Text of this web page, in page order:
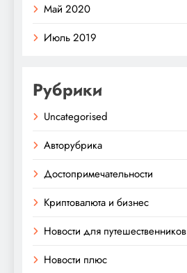
Май 2020
Июль 2019
Рубрики
Uncategorised
Авторубрика
Достопримечательности
Криптовалюта и бизнес
Новости для путешественников
Новости плюс